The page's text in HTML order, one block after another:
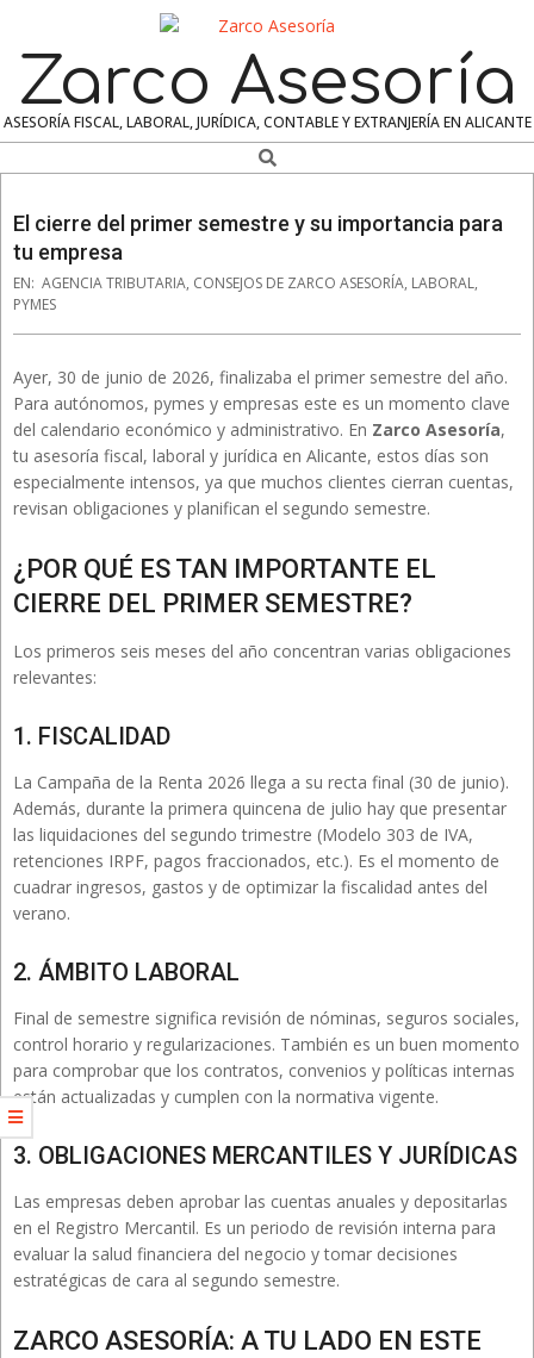
content
Zarco Asesoría
ASESORÍA FISCAL, LABORAL, JURÍDICA, CONTABLE Y EXTRANJERÍA EN ALICANTE
Search
Menu
El cierre del primer semestre y su importancia para
tu empresa
EN: AGENCIA TRIBUTARIA, CONSEJOS DE ZARCO ASESORÍA, LABORAL,
PYMES
Ayer, 30 de junio de 2026, finalizaba el primer semestre del año.
Para autónomos, pymes y empresas este es un momento clave
del calendario económico y administrativo. En Zarco Asesoría,
tu asesoría fiscal, laboral y jurídica en Alicante, estos días son
especialmente intensos, ya que muchos clientes cierran cuentas,
revisan obligaciones y planifican el segundo semestre.
¿POR QUÉ ES TAN IMPORTANTE EL
CIERRE DEL PRIMER SEMESTRE?
Los primeros seis meses del año concentran varias obligaciones
relevantes:
1. FISCALIDAD
La Campaña de la Renta 2026 llega a su recta final (30 de junio).
Además, durante la primera quincena de julio hay que presentar
las liquidaciones del segundo trimestre (Modelo 303 de IVA,
retenciones IRPF, pagos fraccionados, etc.). Es el momento de
cuadrar ingresos, gastos y de optimizar la fiscalidad antes del
verano.
2. ÁMBITO LABORAL
Final de semestre significa revisión de nóminas, seguros sociales,
control horario y regularizaciones. También es un buen momento
para comprobar que los contratos, convenios y políticas internas
están actualizadas y cumplen con la normativa vigente.
3. OBLIGACIONES MERCANTILES Y JURÍDICAS
Las empresas deben aprobar las cuentas anuales y depositarlas
en el Registro Mercantil. Es un periodo de revisión interna para
evaluar la salud financiera del negocio y tomar decisiones
estratégicas de cara al segundo semestre.
ZARCO ASESORÍA: A TU LADO EN ESTE